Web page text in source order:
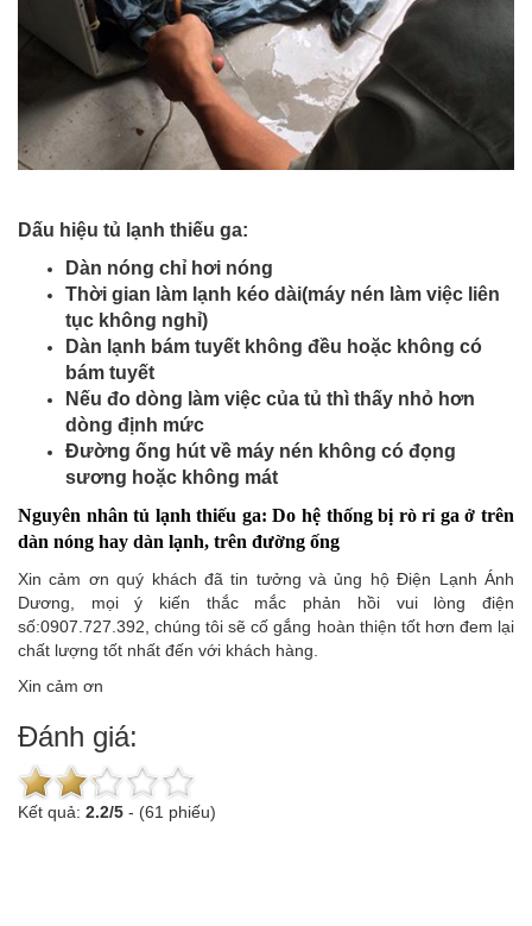
Dấu hiệu tủ lạnh thiếu ga:
Dàn nóng chỉ hơi nóng
Thời gian làm lạnh kéo dài(máy nén làm việc liên
tục không nghỉ)
Dàn lạnh bám tuyết không đều hoặc không có
bám tuyết
Nếu đo dòng làm việc của tủ thì thấy nhỏ hơn
dòng định mức
Đường ống hút về máy nén không có đọng
sương hoặc không mát
Nguyên nhân tủ lạnh thiếu ga: Do hệ thống bị rò rỉ ga ở trên
dàn nóng hay dàn lạnh, trên đường ống
Xin cảm ơn quý khách đã tin tưởng và ủng hộ Điện Lạnh Ánh
Dương, mọi ý kiến thắc mắc phản hồi vui lòng điện
số:0907.727.392, chúng tôi sẽ cố gắng hoàn thiện tốt hơn đem lại
chất lượng tốt nhất đến với khách hàng.
Xin cảm ơn
Đánh giá:
Kết quả: 2.2/5 - (61 phiếu)